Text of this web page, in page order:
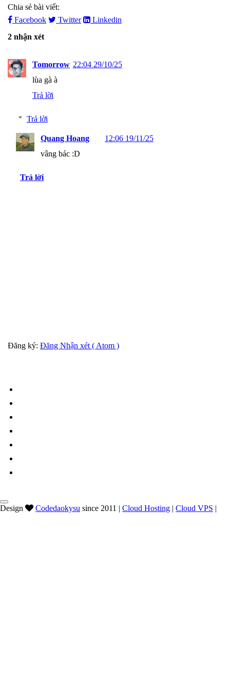
Chia sẻ bài viết:
Facebook
Twitter
Linkedin
2 nhận xét
Tomorrow 22:04 29/10/25
lùa gà à
Trả lời
Trả lời
Quang Hoang
12:06 19/11/25
vâng bác :D
Trả lời
Đăng ký: Đăng Nhận xét ( Atom )
Design Codedaokysu since 2011 | Cloud Hosting | Cloud VPS |